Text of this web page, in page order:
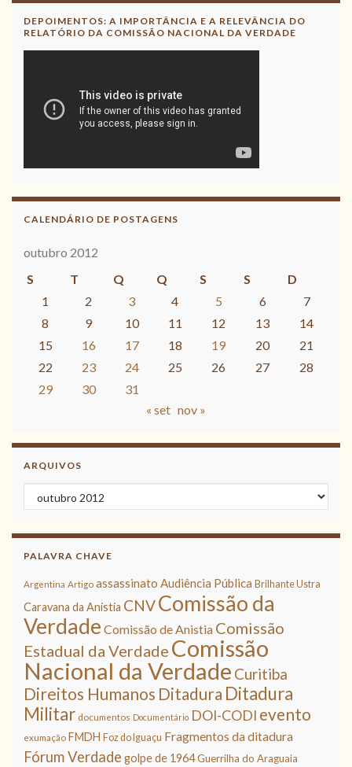
DEPOIMENTOS: A IMPORTÂNCIA E A RELEVÂNCIA DO
RELATÓRIO DA COMISSÃO NACIONAL DA VERDADE
CALENDÁRIO DE POSTAGENS
outubro 2012
S
T Q Q S S
D
1
2 3 4 5 6
7
8
9 10 11 12 13
14
15
16 17 18 19 20
21
22
23 24 25 26 27
28
29
30
31
« set nov »
ARQUIVOS
Arquivos
PALAVRA CHAVE
Argentina Artigo assassinato Audiência Pública Brilhante Ustra
Caravana da Anistia CNVComissão da
Verdade Comissão de Anistia Comissão
Estadual da Verdade Comissão
Nacional da Verdade Curitiba
Direitos Humanos Ditadura Ditadura
Militar documentos Documentário DOI-CODI evento
exumação FMDH Foz do Iguaçu Fragmentos da ditadura
Fórum Verdade golpe de 1964Guerrilha do Araguaia